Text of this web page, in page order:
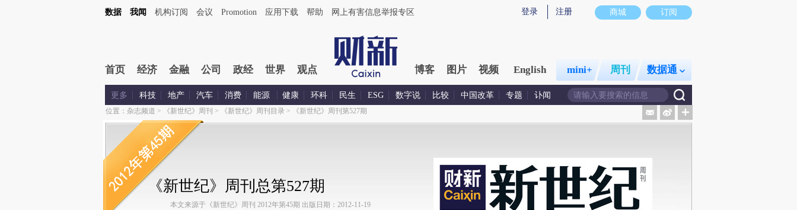
商城 订阅
登录 注册
数据 我闻 机构订阅 会议 Promotion 应用下载 帮助 网上有害信息举报专区
首页 经济 金融 公司 政经 世界 观点 博客 图片 视频 English mini+ 周刊 数据通
更多 科技 地产 汽车 消费 能源 健康 环科 民生 ESG 数字说 比较 中国改革 专题 讣闻
位置： 杂志频道 > 《新世纪》周刊 > 《新世纪》周刊目录> 《新世纪》周刊第527期
《新世纪》周刊总第527期
本文来源于《新世纪》周刊 2012年第45期 出版日期：2012-11-19